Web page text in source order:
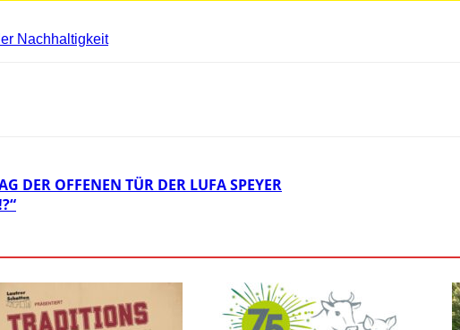
Nachhaltigkeit
DER OFFENEN TÜR DER LUFA SPEYER